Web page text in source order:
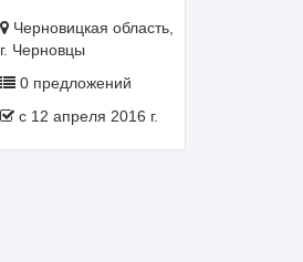
Черновицкая область,
г. Черновцы
0 предложений
c 12 апреля 2016 г.